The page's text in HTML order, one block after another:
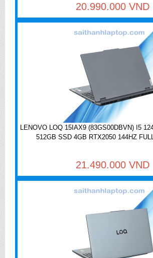
20.990.000 VND
LENOVO LOQ 15IAX9 (83GS00DBVN) I5
512GB SSD 4GB RTX2050 144HZ
21.490.000 VND